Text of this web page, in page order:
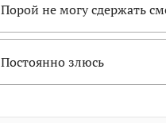
Порой не могу сдержать
Постоянно злюсь